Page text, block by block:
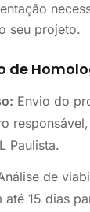
seu projeto.
de
Envio do
Paulista.
de
15 dias